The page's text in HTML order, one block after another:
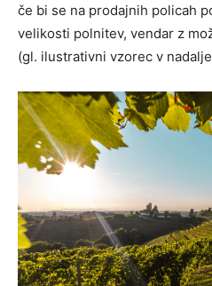
če bi se na prodajnih policah
velikosti polnitev, vendar z
(gl. ilustrativni vzorec v